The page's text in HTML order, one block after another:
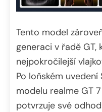
Tento model
generaci v řadě
nejpokročilejší
Po loňském
modelu realme GT
potvrzuje své